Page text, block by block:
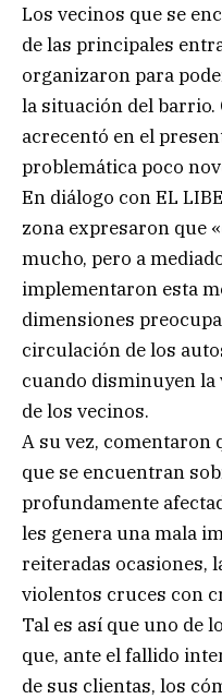
Los vecinos que se
de las principales
organizaron para
la situación del barrio.
acrecentó en el
problemática poco
En diálogo con EL
zona expresaron que
mucho, pero a
implementaron esta
dimensiones
circulación de los
cuando disminuyen la
de los vecinos.
A su vez, comentaron
que se encuentran
profundamente
les genera una mala
reiteradas ocasiones,
violentos cruces con
Tal es así que uno de
que, ante el fallido
de sus clientas, los